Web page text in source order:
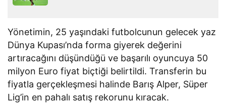
Yönetimin, 25 yaşındaki futbolcunun gelecek yaz
Dünya Kupası’nda forma giyerek değerini
artıracağını düşündüğü ve başarılı oyuncuya 50
milyon Euro fiyat biçtiği belirtildi. Transferin bu
fiyatla gerçekleşmesi halinde Barış Alper, Süper
Lig’in en pahalı satış rekorunu kıracak.